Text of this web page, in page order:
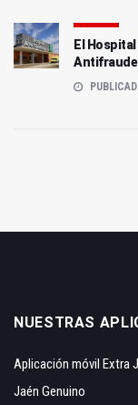
El
Antifraude
NUESTRAS
Aplicación móvil Extra
Jaén Genuino